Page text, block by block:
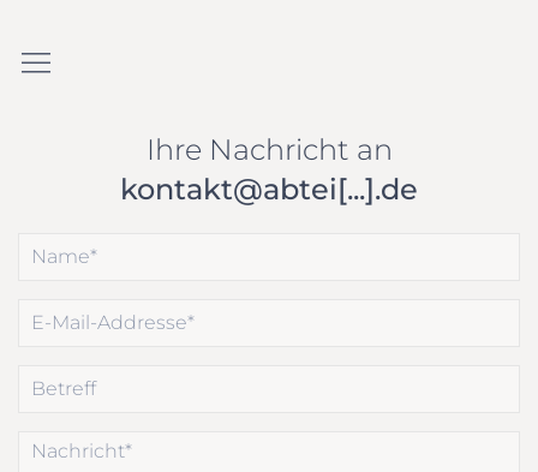
Ihre Nachricht an
kontakt@abtei[...].de